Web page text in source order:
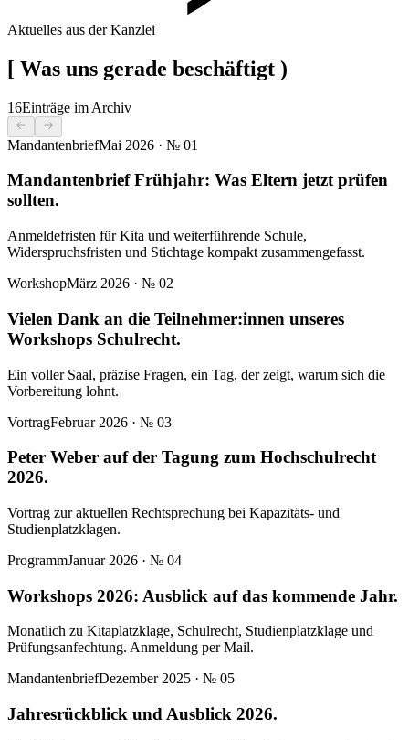
Aktuelles aus der Kanzlei
[ Was uns gerade beschäftigt )
16Einträge im Archiv
MandantenbriefMai 2026 · № 01
Mandantenbrief Frühjahr: Was Eltern jetzt prüfen
sollten.
Anmeldefristen für Kita und weiterführende Schule,
Widerspruchsfristen und Stichtage kompakt zusammengefasst.
WorkshopMärz 2026 · № 02
Vielen Dank an die Teilnehmer:innen unseres
Workshops Schulrecht.
Ein voller Saal, präzise Fragen, ein Tag, der zeigt, warum sich die
Vorbereitung lohnt.
VortragFebruar 2026 · № 03
Peter Weber auf der Tagung zum Hochschulrecht
2026.
Vortrag zur aktuellen Rechtsprechung bei Kapazitäts- und
Studienplatzklagen.
ProgrammJanuar 2026 · № 04
Workshops 2026: Ausblick auf das kommende Jahr.
Monatlich zu Kitaplatzklage, Schulrecht, Studienplatzklage und
Prüfungsanfechtung. Anmeldung per Mail.
MandantenbriefDezember 2025 · № 05
Jahresrückblick und Ausblick 2026.